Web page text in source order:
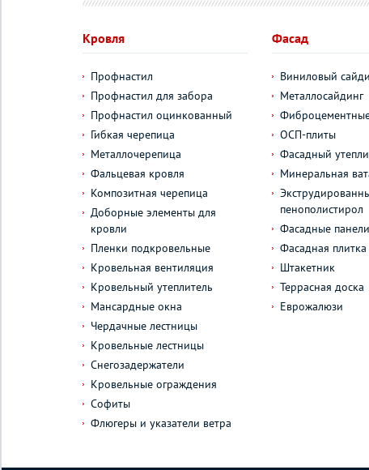
Кровля
Профнастил
Профнастил для забора
Профнастил оцинкованный
Гибкая черепица
Металлочерепица
Фальцевая кровля
Композитная черепица
Доборные элементы для
кровли
Пленки подкровельные
Кровельная вентиляция
Кровельный утеплитель
Мансардные окна
Чердачные лестницы
Кровельные лестницы
Снегозадержатели
Кровельные ограждения
Софиты
Флюгеры и указатели ветра
Фасад
Виниловый
Металлосайдинг
ОСП-плиты
Фасадный
Минеральная
пенополистирол
Фасадные панели
Фасадная плитка
Штакетник
Террасная доска
Еврожалюзи